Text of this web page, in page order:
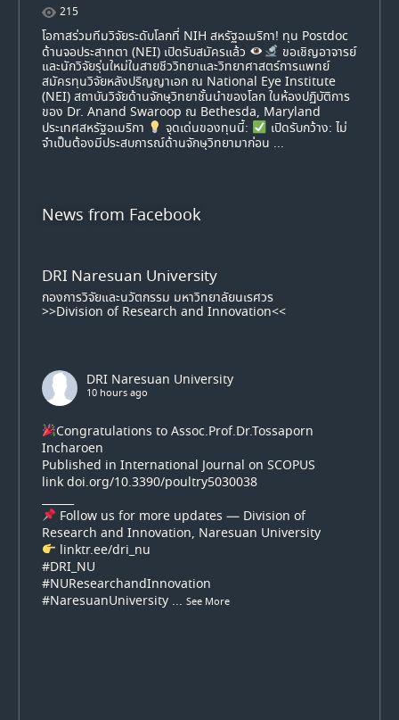
215
โอกาสร่วมทีมวิจัยระดับโลกที่ NIH สหรัฐอเมริกา! ทุน Postdoc
ด้านจอประสาทตา (NEI) เปิดรับสมัครแล้ว
ขอเชิญอาจารย์
และนักวิจัยรุ่นใหม่ในสายชีววิทยาและวิทยาศาสตร์การแพทย์
สมัครทุนวิจัยหลังปริญญาเอก ณ National Eye Institute
(NEI) สถาบันวิจัยด้านจักษุวิทยาชั้นนำของโลก ในห้องปฏิบัติการ
ของ Dr. Anand Swaroop ณ Bethesda, Maryland
ประเทศสหรัฐอเมริกา
จุดเด่นของทุนนี้: เปิดรับกว้าง: ไม่
จำเป็นต้องมีประสบการณ์ด้านจักษุวิทยามาก่อน ...
News from Facebook
DRI Naresuan University
กองการวิจัยและนวัตกรรม มหาวิทยาลัยนเรศวร
>>Division of Research and Innovation<<
DRI Naresuan University
10 hours ago
Congratulations to Assoc.Prof.Dr.Tossaporn
Incharoen
Published in International Journal on SCOPUS
link doi.org/10.3390/poultry5030038
Follow us for more updates — Division of
Research and Innovation, Naresuan University
linktr.ee/dri_nu
#DRI_NU
#NUResearchandInnovation
#NaresuanUniversity ... See More